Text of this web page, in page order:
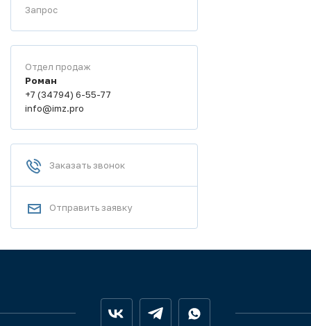
Запрос
Отдел продаж
Роман
+7 (34794) 6-55-77
info@imz.pro
Заказать звонок
Отправить заявку